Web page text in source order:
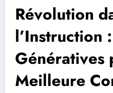
Révolution
l’Instruction
Génératives
Meilleure